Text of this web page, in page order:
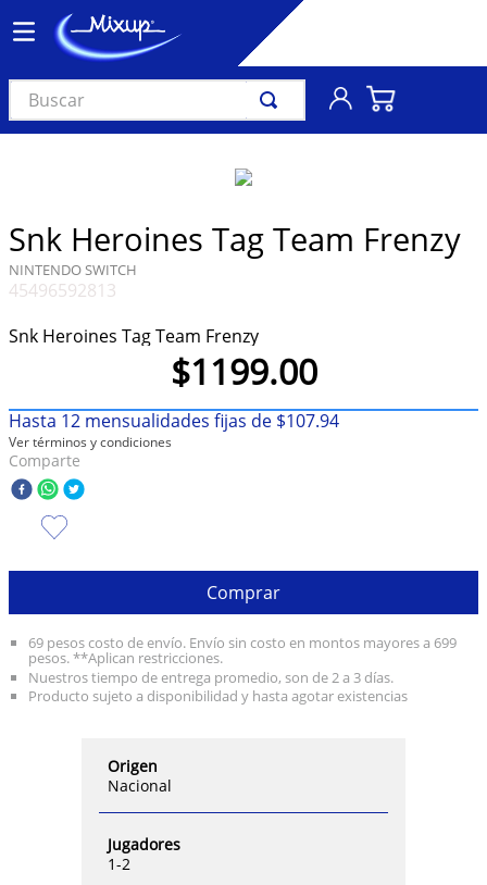
Buscar
Snk Heroines Tag Team Frenzy
NINTENDO SWITCH
45496592813
Snk Heroines Tag Team Frenzy
$1199.00
Hasta 12 mensualidades fijas de $107.94
Ver términos y condiciones
Comparte
Comprar
69 pesos costo de envío. Envío sin costo en montos mayores a 699
pesos. **Aplican restricciones.
Nuestros tiempo de entrega promedio, son de 2 a 3 días.
Producto sujeto a disponibilidad y hasta agotar existencias
Origen
Nacional
Jugadores
1-2
3.
audífonos
4.
5
ariana grande
8.
manga